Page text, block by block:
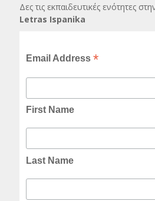
Δες τις εκπαιδευτικές ενότητες
Letras Ispanika
Email Address *
First Name
Last Name